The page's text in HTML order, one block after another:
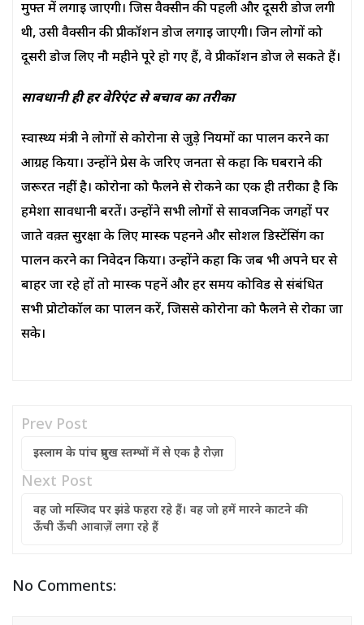
मुफ्त में लगाई जाएगी। जिस वैक्सीन की पहली और दूसरी डोज लगी
थी, उसी वैक्सीन की प्रीकॉशन डोज लगाई जाएगी। जिन लोगों को
दूसरी डोज लिए नौ महीने पूरे हो गए हैं, वे प्रीकॉशन डोज ले सकते हैं।
सावधानी ही हर वेरिएंट से बचाव का तरीका
स्वास्थ्य मंत्री ने लोगों से कोरोना से जुड़े नियमों का पालन करने का
आग्रह किया। उन्होंने प्रेस के जरिए जनता से कहा कि घबराने की
जरूरत नहीं है। कोरोना को फैलने से रोकने का एक ही तरीका है कि
हमेशा सावधानी बरतें। उन्होंने सभी लोगों से सार्वजनिक जगहों पर
जाते वक़्त सुरक्षा के लिए मास्क पहनने और सोशल डिस्टेंसिंग का
पालन करने का निवेदन किया। उन्होंने कहा कि जब भी अपने घर से
बाहर जा रहे हों तो मास्क पहनें और हर समय कोविड से संबंधित
सभी प्रोटोकॉल का पालन करें, जिससे कोरोना को फैलने से रोका जा
सके।
Prev Post
इस्लाम के पांच प्रमुख स्तम्भों में से एक है रोज़ा
Next Post
वह जो मस्जिद पर झंडे फहरा रहे हैं। वह जो हमें मारने काटने की
ऊँची ऊँची आवाज़ें लगा रहे हैं
No Comments: